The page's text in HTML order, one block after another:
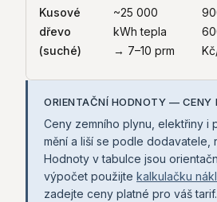
Kusové
dřevo
(suché)
~25 000
kWh tepla
→ 7–10 prm
ORIENTAČNÍ HODNOTY — CENY
Ceny zemního plynu, elektřiny i
mění a liší se podle dodavatele,
Hodnoty v tabulce jsou
výpočet použijte kalkulačku
zadejte ceny platné pro váš tarif.